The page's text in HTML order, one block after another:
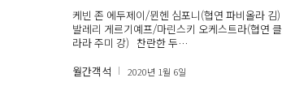
케빈 존 에두제이/뮌헨 심포니(협연 파비올라 김)
발레리 게르기예프/마린스키 오케스트라(협연 클
라라 주미 강) 찬란한 두…
월간객석
2020년 1월 6일